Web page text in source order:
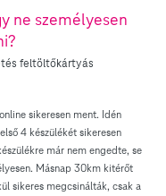
ne személyesen
feltöltőkártyás
sikeresen ment. Idén
4 készülékét sikeresen
már nem engedte, se
Másnap 30km kitérőt
sikeres megcsinálták, csak a